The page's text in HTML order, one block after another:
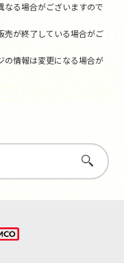
る場合がございますので
が終了している場合がご
情報は変更になる場合が
さがす